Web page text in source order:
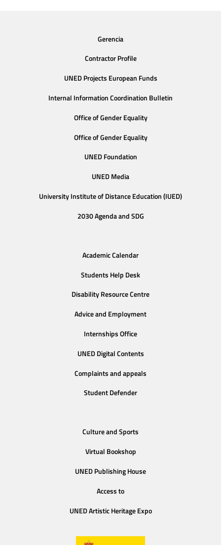
Gerencia
Contractor Profile
UNED Projects European Funds
Internal Information Coordination Bulletin
Office of Gender Equality
Office of Gender Equality
UNED Foundation
UNED Media
University Institute of Distance Education (IUED)
2030 Agenda and SDG
Academic Calendar
Students Help Desk
Disability Resource Centre
Advice and Employment
Internships Office
UNED Digital Contents
Complaints and appeals
Student Defender
Culture and Sports
Virtual Bookshop
UNED Publishing House
Access to
UNED Artistic Heritage Expo